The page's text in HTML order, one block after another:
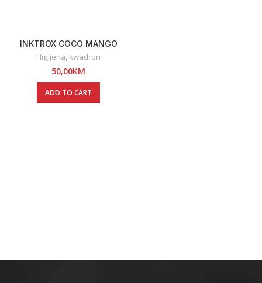
INKTROX COCO MANGO
PROCESS TATTOO BUTTER –
200 ML
Higijena, kwadron
50,00KM
ADD TO CART